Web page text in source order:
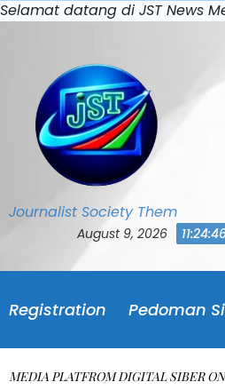
Selamat datang di JST News
Journalist Society Them
August 9, 2026
Registration Pedoman
MEDIA PLATFROM DIGITAL SIBER